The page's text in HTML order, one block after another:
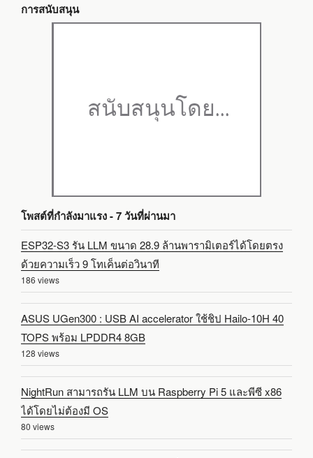
การสนับสนุน
โพสต์ที่กำลังมาแรง - 7 วันที่ผ่านมา
ESP32-S3 รัน LLM ขนาด 28.9 ล้านพารามิเตอร์ได้โดยตรง
ด้วยความเร็ว 9 โทเค็นต่อวินาที
186 views
ASUS UGen300 : USB AI accelerator ใช้ชิป Hailo-10H 40
TOPS พร้อม LPDDR4 8GB
128 views
NightRun สามารถรัน LLM บน Raspberry Pi 5 และพีซี x86
ได้โดยไม่ต้องมี OS
80 views